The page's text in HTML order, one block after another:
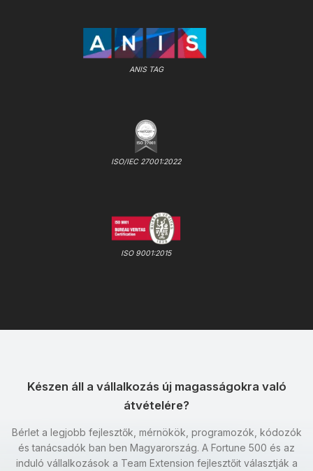
ANIS TAG
ISO/IEC 27001:2022
ISO 9001:2015
Készen áll a vállalkozás új magasságokra való
átvételére?
Bérlet a legjobb fejlesztők, mérnökök, programozók, kódozók
és tanácsadók ban ben Magyarország. A Fortune 500 és az
induló vállalkozások a Team Extension fejlesztőit választják a